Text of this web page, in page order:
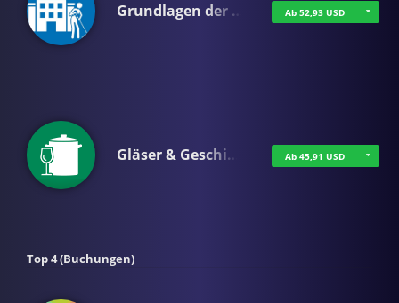
Grundlagen der … Ab 52,93 USD
Gläser & Geschi… Ab 45,91 USD
Top 4 (Buchungen)